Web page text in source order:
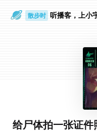
散步时 听播客，上小
给尸体拍一张证